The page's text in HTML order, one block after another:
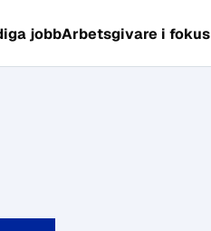
jobbArbetsgivare i fokus